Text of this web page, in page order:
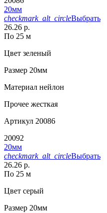
20мм
checkmark_alt_circleВыбрать
26.26 р.
По 25 м
Цвет зеленый
Размер 20мм
Материал нейлон
Прочее жесткая
Артикул 20086
20092
20мм
checkmark_alt_circleВыбрать
26.26 р.
По 25 м
Цвет серый
Размер 20мм